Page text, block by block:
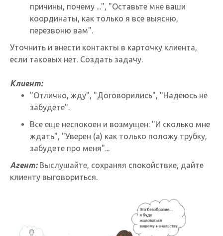
причины, почему ...", "Оставьте мне ваши
координаты, как только я все выясню,
перезвоню вам".
Уточнить и внести контакты в карточку клиента,
если таковых нет. Создать задачу.
Клиент:
"Отлично, жду", "Договорились", "Надеюсь не
забудете".
Все еще неспокоен и возмущен: "И сколько мне
ждать", "Уверен (а) как только положу трубку,
забудете про меня"...
Агент:Выслушайте, сохраняя спокойствие, дайте
клиенту выговориться.